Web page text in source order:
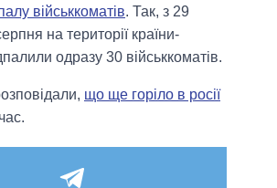
військкоматів. Так, з 29
на території країни-
одразу 30 військкоматів.
що ще горіло в росії